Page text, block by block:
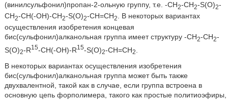
(винилсульфонил)пропан-2-ольную группу, т.е. -CH2-CH2-S(O)2-
CH2-CH(-OH)-CH2-S(O)2-CH=CH2. В некоторых вариантах
осуществления изобретения концевая
бис(сульфонил)алканольная группа имеет структуру -CH2-CH2-
S(O)2-R15-CH(-OH)-R15-S(O)2-CH=CH2
В некоторых вариантах осуществления изобретения
бис(сульфонил)алканольная группа может быть также
двухвалентной, такой как в случае, если группа встроена в
основную цепь форполимера, такого как простые политиоэфиры,